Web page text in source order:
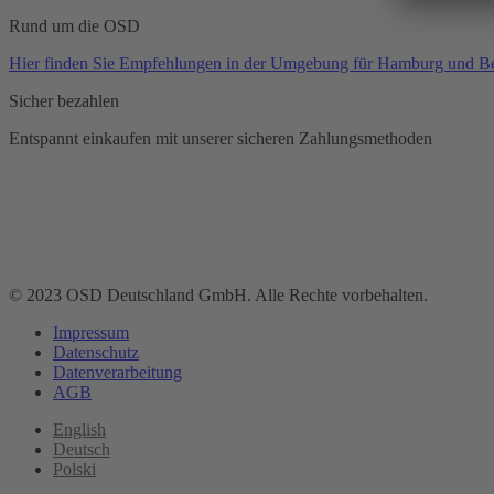
Rund um die OSD
Hier finden Sie Empfehlungen in der Umgebung für Hamburg und
Sicher bezahlen
Entspannt einkaufen mit unserer sicheren Zahlungsmethoden
© 2023 OSD Deutschland GmbH. Alle Rechte vorbehalten.
Impressum
Datenschutz
Datenverarbeitung
AGB
English
Deutsch
Polski